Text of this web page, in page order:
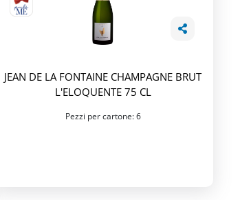
JEAN DE LA FONTAINE CHAMPAGNE BRUT
L'ELOQUENTE 75 CL
Pezzi per cartone: 6